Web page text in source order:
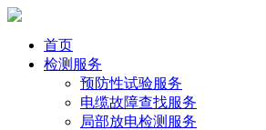
首页
检测服务
预防性试验服务
电缆故障查找服务
局部放电检测服务